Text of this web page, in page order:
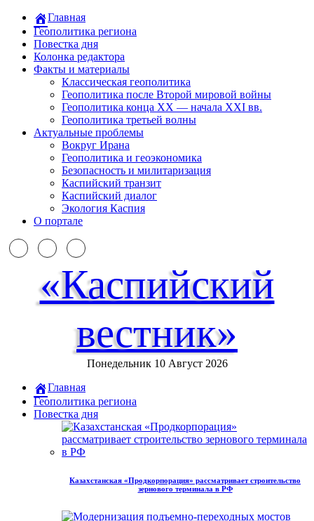
Главная
Геополитика региона
Повестка дня
Колонка редактора
Факты и материалы
Классическая геополитика
Геополитика после Второй мировой войны
Геополитика конца XX — начала XXI вв.
Геополитика третьей волны
Актуальные проблемы
Вокруг Ирана
Геополитика и геоэкономика
Безопасность и милитаризация
Каспийский транзит
Каспийский диалог
Экология Каспия
О портале
«Каспийский
вестник»
Понедельник 10 Август 2026
Главная
Геополитика региона
Повестка дня
Казахстанская «Продкорпорация» рассматривает строительство
зернового терминала в РФ